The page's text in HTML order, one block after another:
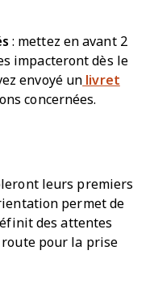
: mettez en avant 2
impacteront dès le
envoyé un livret
concernées.
leurs premiers
permet de
des attentes
pour la prise